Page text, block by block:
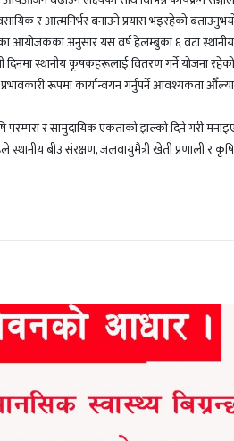
र आत्मनिर्भर बनाउने प्रयास भइरहेको
आयोजकका अनुसार यस वर्ष हेलम्बुका ६ वटा
दिनमा स्थानीय कृषकहरूलाई वितरण गर्ने योजना रहेको
रूपमा कार्यान्वयन गर्नुपर्ने आवश्यकता
र सामुदायिक एकताको झल्को दिने गरी
बीउ संरक्षण, जलवायुमैत्री खेती प्रणाली र कृषि